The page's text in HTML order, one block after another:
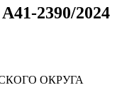
2390/2024
ОКРУГА